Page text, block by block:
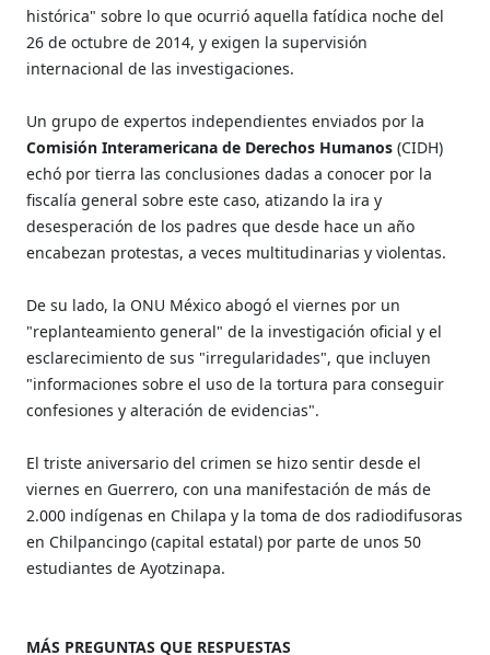
histórica" sobre lo que ocurrió aquella fatídica noche del
26 de octubre de 2014, y exigen la supervisión
internacional de las investigaciones.
Un grupo de expertos independientes enviados por la
Comisión Interamericana de Derechos Humanos (CIDH)
echó por tierra las conclusiones dadas a conocer por la
fiscalía general sobre este caso, atizando la ira y
desesperación de los padres que desde hace un año
encabezan protestas, a veces multitudinarias y violentas.
De su lado, la ONU México abogó el viernes por un
"replanteamiento general" de la investigación oficial y el
esclarecimiento de sus "irregularidades", que incluyen
"informaciones sobre el uso de la tortura para conseguir
confesiones y alteración de evidencias".
El triste aniversario del crimen se hizo sentir desde el
viernes en Guerrero, con una manifestación de más de
2.000 indígenas en Chilapa y la toma de dos radiodifusoras
en Chilpancingo (capital estatal) por parte de unos 50
estudiantes de Ayotzinapa.
MÁS PREGUNTAS QUE RESPUESTAS